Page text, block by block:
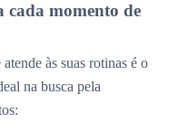
cada momento de
às suas rotinas é o
na busca pela